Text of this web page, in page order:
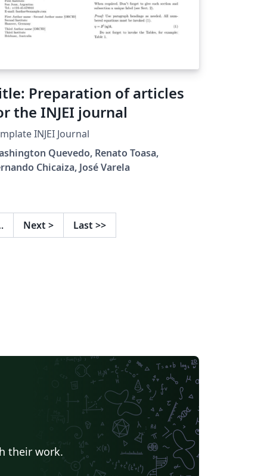
Preparation of articles
the INJEI journal
INJEI Journal
Quevedo, Renato Toasa,
Chicaiza, José Varela
Next > Last >>
their work.